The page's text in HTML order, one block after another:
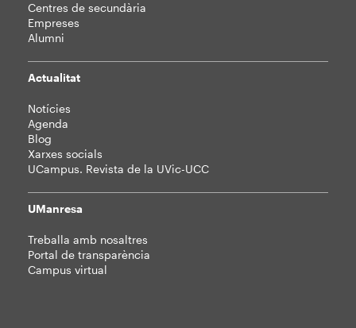
Centres de secundària
Empreses
Alumni
Actualitat
Notícies
Agenda
Blog
Xarxes socials
UCampus. Revista de la UVic-UCC
UManresa
Treballa amb nosaltres
Portal de transparència
Campus virtual